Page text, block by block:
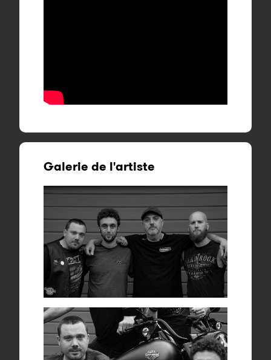
Galerie de l'artiste